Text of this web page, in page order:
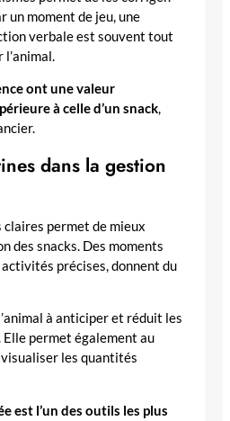
un moment de jeu, une
verbale est souvent tout
ont une valeur
à celle d’un snack,
dans la gestion
permet de mieux
des snacks. Des moments
précises, donnent du
à anticiper et réduit les
Elle permet également au
les quantités
est l’un des outils les plus